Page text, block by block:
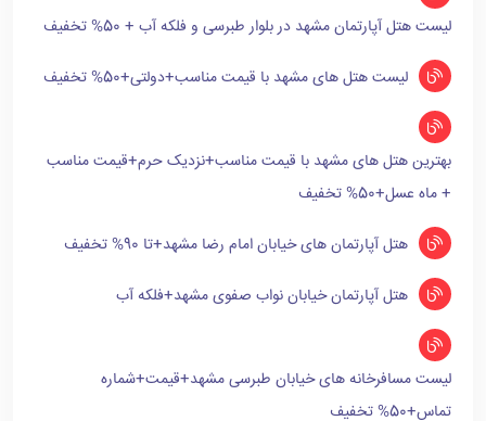
لیست هتل آپارتمان مشهد در بلوار طبرسی و فلکه آب + 50% تخفیف
لیست هتل های مشهد با قیمت مناسب+دولتی+50% تخفیف
بهترین هتل های مشهد با قیمت مناسب+نزدیک حرم+قیمت مناسب
+ ماه عسل+50% تخفیف
هتل آپارتمان های خیابان امام رضا مشهد+تا 90% تخفیف
هتل آپارتمان خیابان نواب صفوی مشهد+فلکه آب
لیست مسافرخانه های خیابان طبرسی مشهد+قیمت+شماره
تماس+50% تخفیف